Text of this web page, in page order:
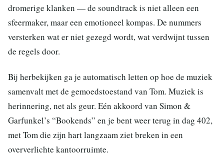
dromerige klanken — de soundtrack is niet alleen een
sfeermaker, maar een emotioneel kompas. De nummers
versterken wat er niet gezegd wordt, wat verdwijnt tussen
de regels door.
Bij herbekijken ga je automatisch letten op hoe de muziek
samenvalt met de gemoedstoestand van Tom. Muziek is
herinnering, net als geur. Eén akkoord van Simon &
Garfunkel’s “Bookends” en je bent weer terug in dag 402,
met Tom die zijn hart langzaam ziet breken in een
oververlichte kantoorruimte.